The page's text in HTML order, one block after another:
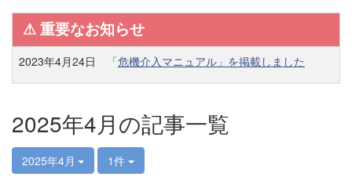
⚠︎ 重要なお知らせ
2023年4月24日 「危機介入マニュアル」を掲載しました
2025年4月の記事一覧
2025年4月 1件